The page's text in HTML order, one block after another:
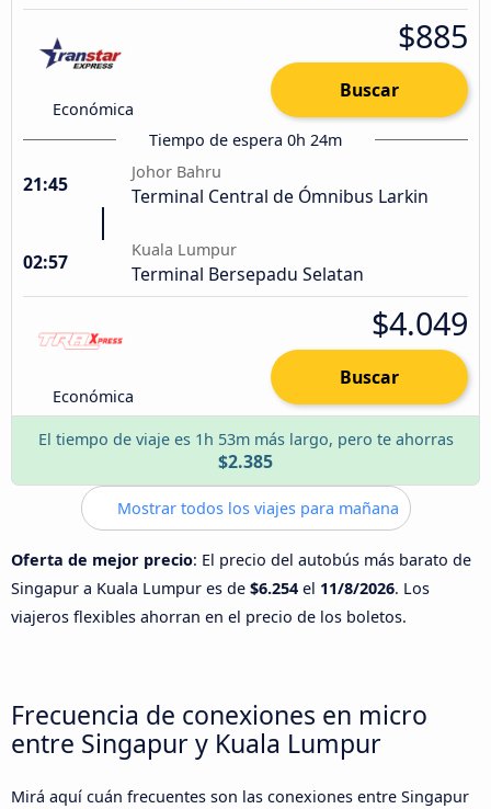
Económica
$885
Buscar
Tiempo de espera 0h 24m
21:45
Johor Bahru
Terminal Central de Ómnibus Larkin
02:57
Kuala Lumpur
Terminal Bersepadu Selatan
Económica
$4.049
Buscar
El tiempo de viaje es 1h 53m más largo, pero te ahorras
$2.385
Mostrar todos los viajes para mañana
Oferta de mejor precio: El precio del autobús más barato de
Singapur a Kuala Lumpur es de $6.254 el 11/8/2026. Los
viajeros flexibles ahorran en el precio de los boletos.
Frecuencia de conexiones en micro
entre Singapur y Kuala Lumpur
Mirá aquí cuán frecuentes son las conexiones entre Singapur